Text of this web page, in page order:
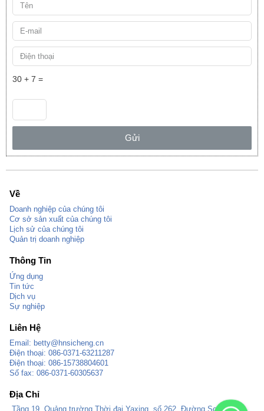
30 + 7 =
Gửi
Về
Doanh nghiệp của chúng tôi
Cơ sở sản xuất của chúng tôi
Lịch sử của chúng tôi
Quản trị doanh nghiệp
Thông Tin
Ứng dụng
Tin tức
Dịch vụ
Sự nghiệp
Liên Hệ
Email: betty@hnsicheng.cn
Điện thoại: 086-0371-63211287
Điện thoại: 086-15738804601
Số fax: 086-0371-60305637
Địa Chỉ
Tầng 19, Quảng trường Thời đại Yaxing, số 262, Đường Songshan